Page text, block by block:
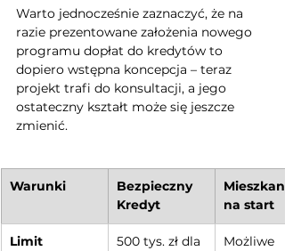
Warto jednocześnie zaznaczyć, że na
razie prezentowane założenia nowego
programu dopłat do kredytów to
dopiero wstępna koncepcja – teraz
projekt trafi do konsultacji, a jego
ostateczny kształt może się jeszcze
zmienić.
Warunki
Bezpieczny
Kredyt
na start
Limit
500 tys. zł dla
Możliwe